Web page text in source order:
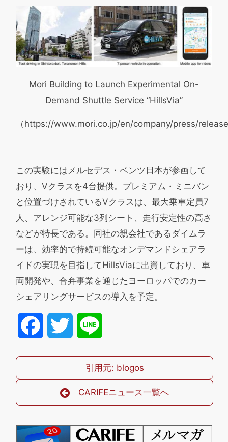
Mori Building to Launch Experimental On-
Demand Shuttle Service “HillsVia”
（https://www.mori.co.jp/en/company/press/
この実験にはメルセデス・ベンツ日本が参画して
おり、Vクラスを4台提供。プレミアム・ミニバン
と位置づけされているVクラスは、最大乗車定員7
人、アレンジ可能な3列シート、走行安定性の高さ
などが特長である。同社の親会社であるダイムラ
ーは、効率的で持続可能なオンデマンドシェアラ
イドの実現を目指してHillsViaに出資しており、車
両開発や、合弁事業を通じたヨーロッパでのカー
シェアリングサービスの導入を予定。
FacebookTwitter
引用元: blogos
CARIFEニュース一覧へ